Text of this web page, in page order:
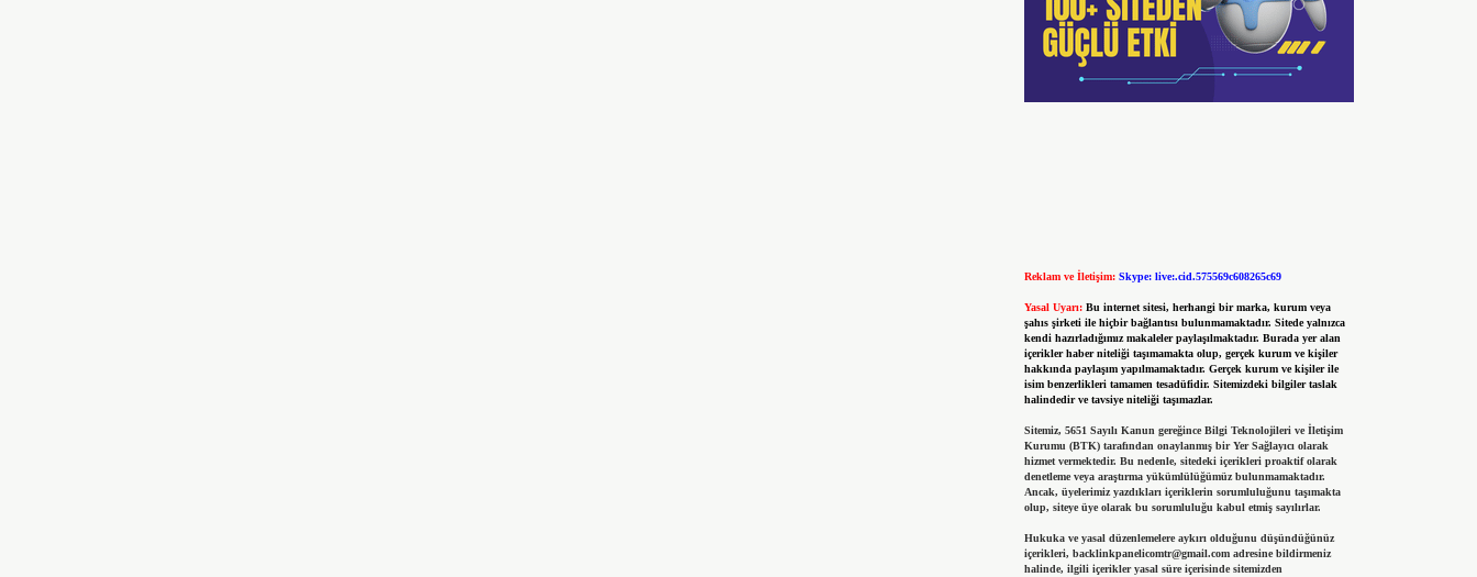
Reklam ve İletişim: Skype: live:.cid.575569c608265c69
Yasal Uyarı: Bu internet sitesi, herhangi bir marka, kurum veya
şahıs şirketi ile hiçbir bağlantısı bulunmamaktadır. Sitede yalnızca
kendi hazırladığımız makaleler paylaşılmaktadır. Burada yer alan
içerikler haber niteliği taşımamakta olup, gerçek kurum ve kişiler
hakkında paylaşım yapılmamaktadır. Gerçek kurum ve kişiler ile
isim benzerlikleri tamamen tesadüfidir. Sitemizdeki bilgiler taslak
halindedir ve tavsiye niteliği taşımazlar.
Sitemiz, 5651 Sayılı Kanun gereğince Bilgi Teknolojileri ve İletişim
Kurumu (BTK) tarafından onaylanmış bir Yer Sağlayıcı olarak
hizmet vermektedir. Bu nedenle, sitedeki içerikleri proaktif olarak
denetleme veya araştırma yükümlülüğümüz bulunmamaktadır.
Ancak, üyelerimiz yazdıkları içeriklerin sorumluluğunu taşımakta
olup, siteye üye olarak bu sorumluluğu kabul etmiş sayılırlar.
Hukuka ve yasal düzenlemelere aykırı olduğunu düşündüğünüz
içerikleri, backlinkpanelicomtr@gmail.comadresine bildirmeniz
halinde, ilgili içerikler yasal süre içerisinde sitemizden